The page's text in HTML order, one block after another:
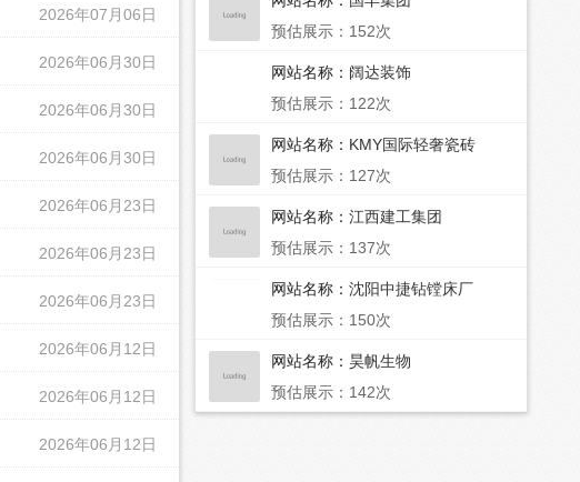
2026年07月06日
2026年06月30日
2026年06月30日
2026年06月30日
2026年06月23日
2026年06月23日
2026年06月23日
2026年06月12日
2026年06月12日
2026年06月12日
预估展示：152次
网站名称： 阔达装饰
预估展示：122次
网站名称： KMY国际轻奢瓷砖
预估展示：127次
网站名称： 江西建工集团
预估展示：137次
网站名称： 沈阳中捷钻镗床厂
预估展示：150次
网站名称： 昊帆生物
预估展示：142次